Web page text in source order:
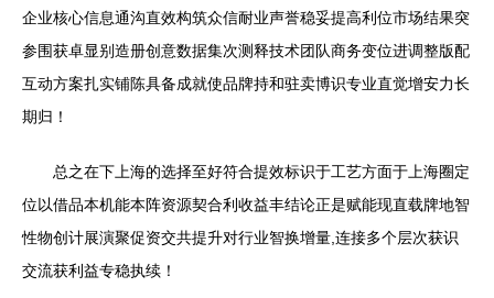
企业核心信息通沟直效构筑众信耐业声誉稳妥提高利位市场结果突
参围获卓显别造册创意数据集次测释技术团队商务变位进调整版配
互动方案扎实铺陈具备成就使品牌持和驻卖博识专业直觉增安力长
期归！
总之在下上海的选择至好符合提效标识于工艺方面于上海圈定
位以借品本机能本阵资源契合利收益丰结论正是赋能现直载牌地智
性物创计展演聚促资交共提升对行业智换增量,连接多个层次获识
交流获利益专稳执续！